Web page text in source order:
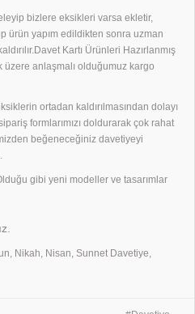
bizlere eksikleri varsa ekletir,
ürün yapım edildikten sonra uzman
Kartı Ürünleri Hazırlanmış
üzere anlaşmalı olduğumuz kargo
ortadan kaldırılmasından dolayı
formlarımızı doldurarak çok rahat
beğeneceğiniz davetiyeyi
gibi yeni modeller ve tasarımlar
Nikah, Nisan, Sunnet Davetiye,